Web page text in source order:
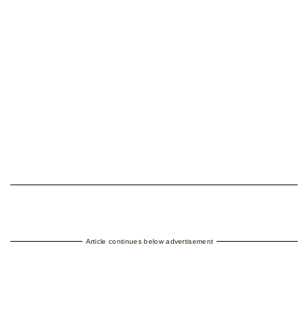
Article continues below advertisement